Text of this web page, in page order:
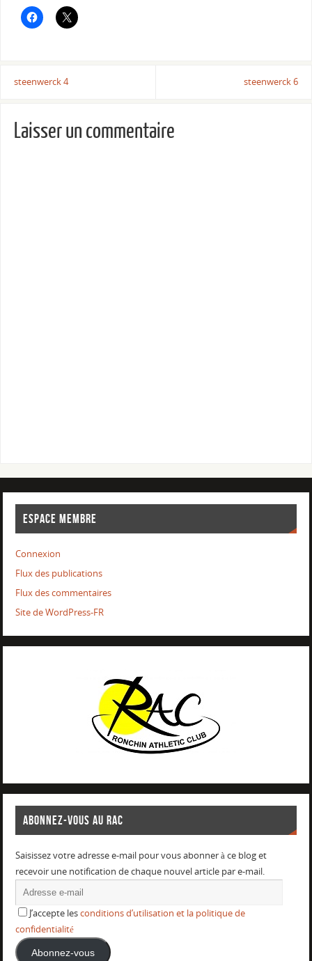
steenwerck 4 steenwerck 6
Laisser un commentaire
ESPACE MEMBRE
Connexion
Flux des publications
Flux des commentaires
Site de WordPress-FR
ABONNEZ-VOUS AU RAC
Saisissez votre adresse e-mail pour vous abonner à ce blog et
recevoir une notification de chaque nouvel article par e-mail.
J’accepte lesconditions d’utilisation et la politique de
confidentialité
Abonnez-vous